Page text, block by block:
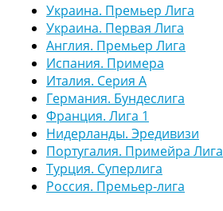
Украина. Премьер Лига
Украина. Первая Лига
Англия. Премьер Лига
Испания. Примера
Италия. Серия А
Германия. Бундеслига
Франция. Лига 1
Нидерланды. Эредивизи
Португалия. Примейра Лига
Турция. Суперлига
Россия. Премьер-лига